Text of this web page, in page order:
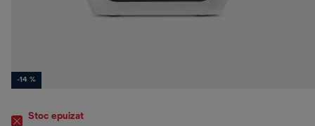
-14 %
Stoc epuizat